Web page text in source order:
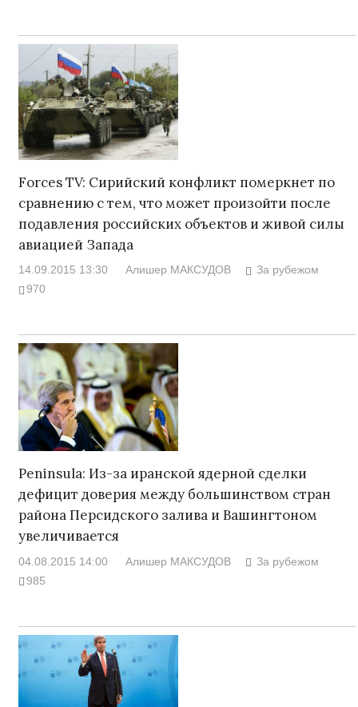
Forces TV: Сирийский конфликт померкнет по
сравнению с тем, что может произойти после
подавления российских объектов и живой силы
авиацией Запада
14.09.2015 13:30 Алишер МАКСУДОВ
За рубежом
970
Peninsula: Из-за иранской ядерной сделки
дефицит доверия между большинством стран
района Персидского залива и Вашингтоном
увеличивается
04.08.2015 14:00 Алишер МАКСУДОВ
За рубежом
985